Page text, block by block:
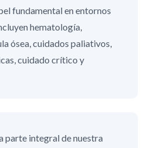
fundamental en entornos
hematología,
ósea, cuidados paliativos,
cuidado crítico y
parte integral de nuestra